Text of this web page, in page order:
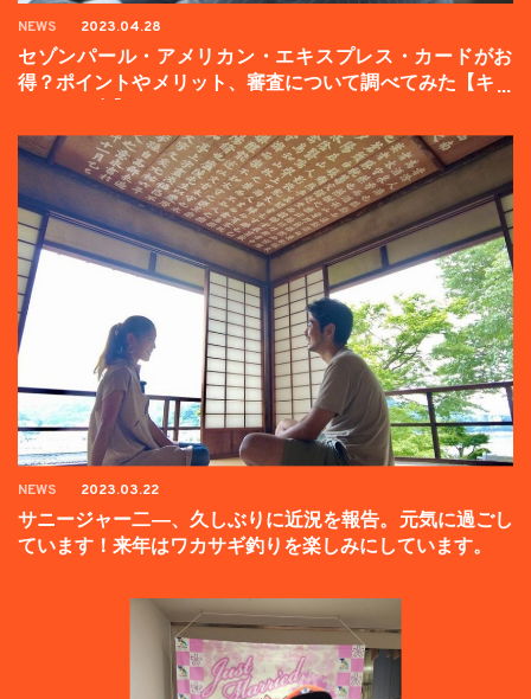
NEWS 2023.04.28
セゾンパール・アメリカン・エキスプレス・カードがお
得？ポイントやメリット、審査について調べてみた【キャ
NEWS 2023.03.22
サニージャー二―、久しぶりに近況を報告。元気に過ごし
ています！来年はワカサギ釣りを楽しみにしています。